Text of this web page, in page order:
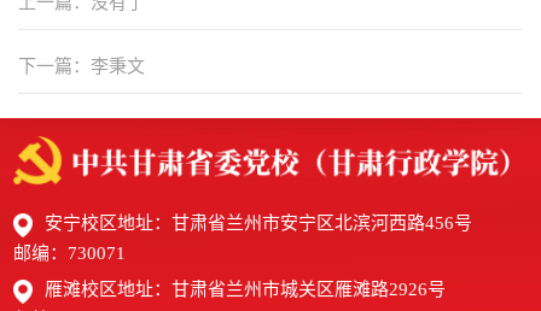
下一篇：李秉文
安宁校区地址：甘肃省兰州市安宁区北滨河西路456号
邮编：730071
雁滩校区地址：甘肃省兰州市城关区雁滩路2926号